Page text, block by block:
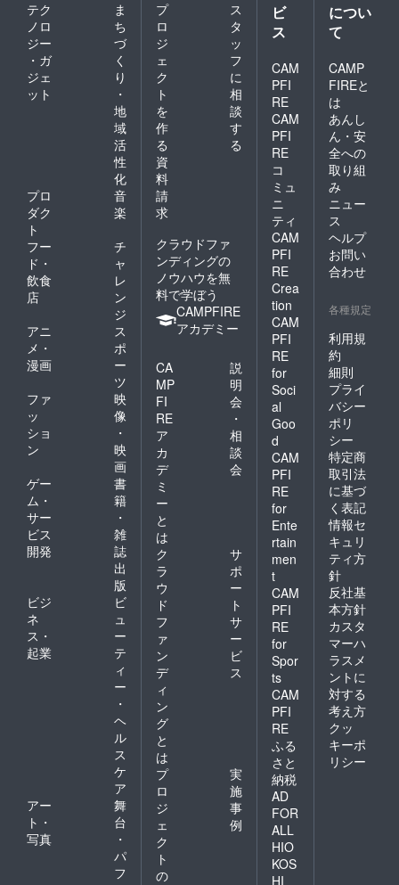
テク
ノロ
ジー
・ガ
ジェ
ット
ま
ち
づ
く
り
・
地
域
活
性
化
プロ
ダク
ト
音
楽
フー
ド・
飲食
店
チ
ャ
レ
ン
ジ
アニ
メ・
漫画
ス
ポ
ー
ツ
ファ
ッ
ショ
ン
映
像
・
映
画
ゲー
ム・
サー
ビス
開発
書
籍
・
雑
誌
出
版
ビジ
ネ
ス・
起業
ビ
ュ
ー
テ
ィ
ー
・
ヘ
ル
ス
ケ
ア
アー
ト・
写真
舞
台
・
パ
フ
プ
ロ
ジ
ェ
ク
ト
を
作
る
ス
タ
ッ
フ
に
相
談
す
る
資
料
請
求
クラウドファ
ンディングの
ノウハウを無
料で学ぼう
CAMPFIRE
アカデミー
CA
MP
FI
RE
ア
カ
デ
ミ
ー
と
は
説
明
会
・
相
談
会
ク
ラ
ウ
ド
フ
ァ
ン
デ
ィ
ン
グ
と
は
サ
ポ
ー
ト
サ
ー
ビ
ス
プ
ロ
ジ
ェ
ク
ト
の
実
施
事
例
ビ
ス
CAM
PFI
RE
CAM
PFI
RE
コ
ミュ
ニ
ティ
CAM
PFI
RE
Crea
tion
CAM
PFI
RE
for
Soci
al
Goo
d
CAM
PFI
RE
for
Ente
rtain
men
t
CAM
PFI
RE
for
Spor
ts
CAM
PFI
RE
ふる
さと
納税
AD
FOR
ALL
HIO
KOS
HI
につい
て
CAMP
FIREと
は
あんし
ん・安
全への
取り組
み
ニュー
ス
ヘルプ
お問い
合わせ
各種規定
利用規
約
細則
プライ
バシー
ポリ
シー
特定商
取引法
に基づ
く表記
情報セ
キュリ
ティ方
針
反社基
本方針
カスタ
マーハ
ラスメ
ントに
対する
考え方
クッ
キーポ
リシー